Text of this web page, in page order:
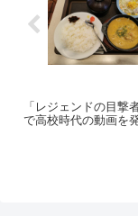
「レジェンドの目撃
で高校時代の動画を発